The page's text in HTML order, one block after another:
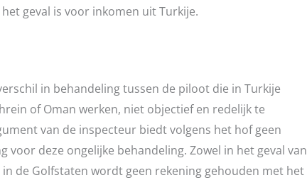
geval is voor inkomen uit Turkije.
in behandeling tussen de piloot die in Turkije
of Oman werken, niet objectief en redelijk te
van de inspecteur biedt volgens het hof geen
voor deze ongelijke behandeling. Zowel in het geval van
de Golfstaten wordt geen rekening gehouden met het